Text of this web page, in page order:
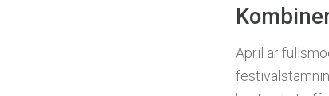
April är